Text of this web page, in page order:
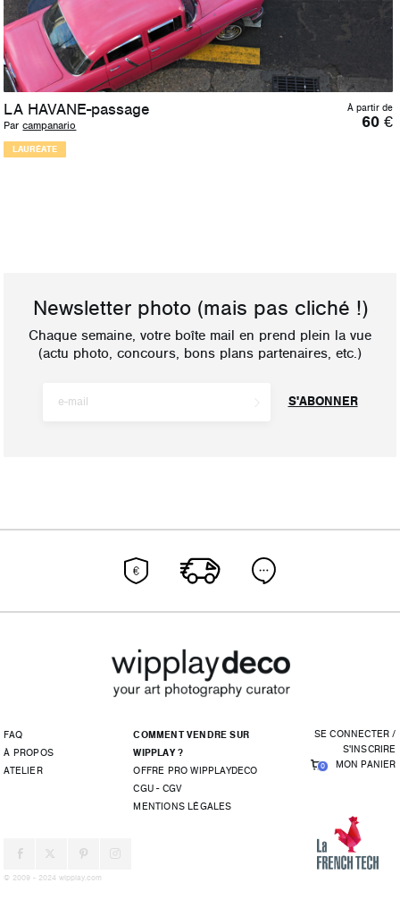
LA HAVANE-passage
Par campanario
LAURÉATE
À partir de
60€
Newsletter photo (mais pas cliché !)
Chaque semaine, votre boîte mail en prend plein la vue
(actu photo, concours, bons plans partenaires, etc.)
S'ABONNER
FAQ
À PROPOS
ATELIER
COMMENT VENDRE SUR
WIPPLAY ?
OFFRE PRO WIPPLAYDECO
CGU - CGV
MENTIONS LÉGALES
SE CONNECTER /
S'INSCRIRE
0 MON PANIER
© 2009 - 2024 wipplay.com